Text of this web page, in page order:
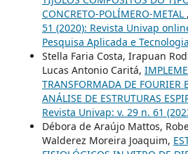
CONCRETO-POLÍMERO-METAL ,
51 (2020): Revista Univap
Pesquisa Aplicada e
Stella Faria Costa, Irapuan
Lucas Antonio Caritá,
TRANSFORMADA DE FOURIER
ANÁLISE DE ESTRUTURAS
Revista Univap: v. 29 n. 61
Débora de Araújo Mattos,
Walderez Moreira Joaquim,